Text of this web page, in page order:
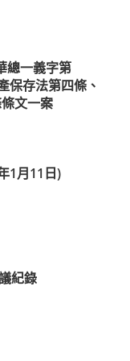
總一義字第
保存法第四條、
文一案
1月11日)
紀錄